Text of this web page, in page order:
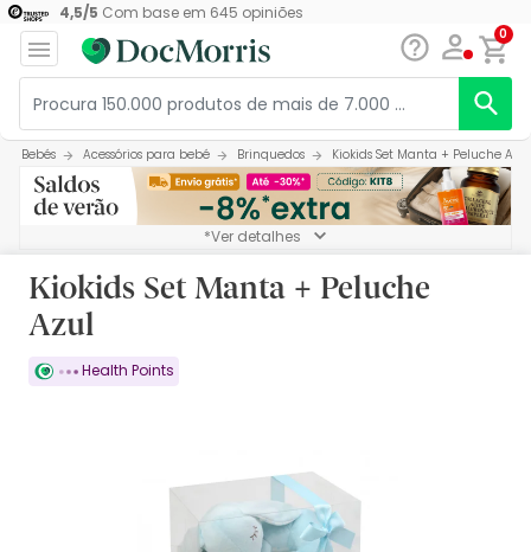
4,5/5 Com base em 645 opiniões
0
Bebés Acessórios para bebé Brinquedos Kiokids Set Manta + Peluche Azul
*Ver detalhes
Kiokids Set Manta + Peluche
Azul
Health Points